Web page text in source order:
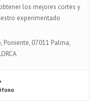
los mejores cortes y
experimentado
Poniente, 07011 Palma,